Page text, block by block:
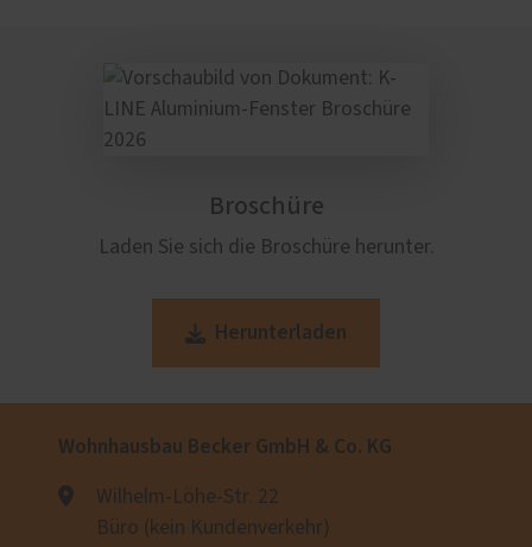
Broschüre
Laden Sie sich die Broschüre herunter.
Herunterladen
Wohnhausbau Becker GmbH & Co. KG
Wilhelm-Löhe-Str. 22
Büro (kein Kundenverkehr)